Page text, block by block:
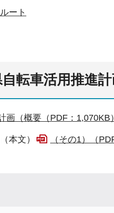
ート
自転車活用推進
画（概要（PDF：1,070KB）
本文） （その1）（